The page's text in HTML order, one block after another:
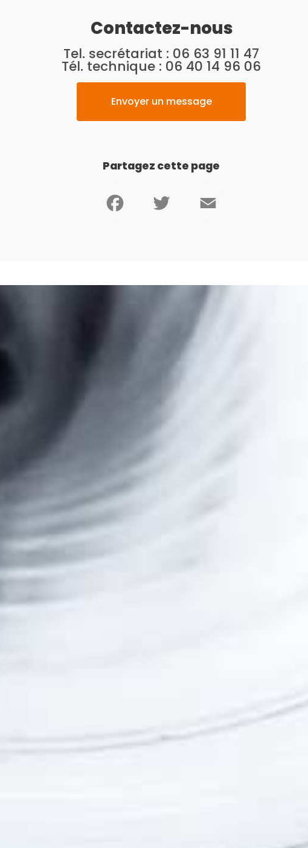
Contactez-nous
Tel. secrétariat : 06 63 91 11 47
Tél. technique : 06 40 14 96 06
Envoyer un message
Partagez cette page